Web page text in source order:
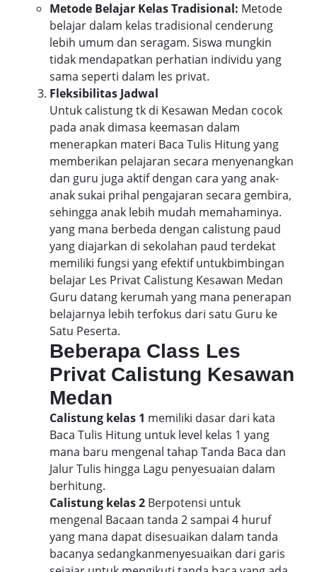
Metode Belajar Kelas Tradisional: Metode
belajar dalam kelas tradisional cenderung
lebih umum dan seragam. Siswa mungkin
tidak mendapatkan perhatian individu yang
sama seperti dalam les privat.
Fleksibilitas Jadwal
Untuk calistung tk di Kesawan Medan cocok
pada anak dimasa keemasan dalam
menerapkan materi Baca Tulis Hitung yang
memberikan pelajaran secara menyenangkan
dan guru juga aktif dengan cara yang anak-
anak sukai prihal pengajaran secara gembira,
sehingga anak lebih mudah memahaminya.
yang mana berbeda dengan calistung paud
yang diajarkan di sekolahan paud terdekat
memiliki fungsi yang efektif untukbimbingan
belajar Les Privat Calistung Kesawan Medan
Guru datang kerumah yang mana penerapan
belajarnya lebih terfokus dari satu Guru ke
Satu Peserta.
Beberapa Class Les
Privat Calistung Kesawan
Medan
Calistung kelas 1 memiliki dasar dari kata
Baca Tulis Hitung untuk level kelas 1 yang
mana baru mengenal tahap Tanda Baca dan
Jalur Tulis hingga Lagu penyesuaian dalam
berhitung.
Calistung kelas 2 Berpotensi untuk
mengenal Bacaan tanda 2 sampai 4 huruf
yang mana dapat disesuaikan dalam tanda
bacanya sedangkanmenyesuaikan dari garis